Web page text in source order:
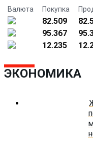
Валюта Покупка
82.509
95.367
12.235
ЭКОНОМИКА